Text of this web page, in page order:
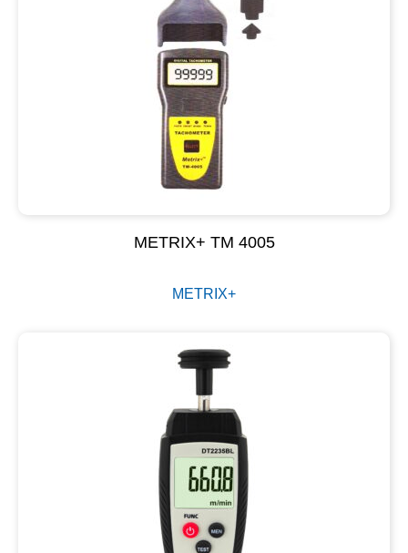
METRIX+ TM 4005
METRIX+